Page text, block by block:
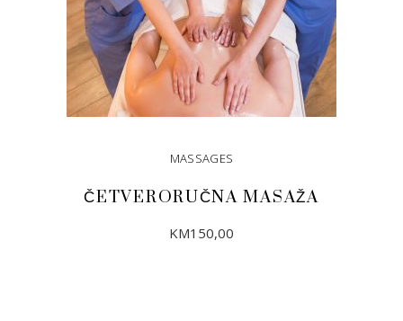
MASSAGES
ČETVERORUČNA MASAŽA
KM150,00